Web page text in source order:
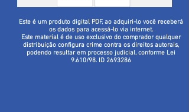
Este é um produto digital PDF, ao adquiri-lo você receberá
os dados para acessá-lo via internet.
Este material é de uso exclusivo do comprador qualquer
distribuição configura crime contra os direitos autorais,
podendo resultar em processo judicial, conforme Lei
9.610/98. ID 2693286